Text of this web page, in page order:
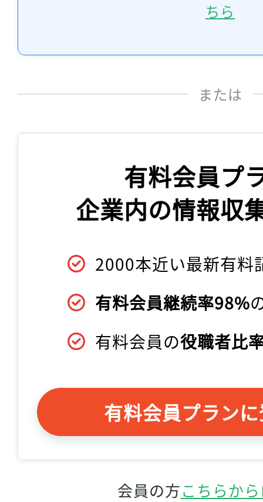
ちら
または
有料会員プ
企業内の情報収
2000本近い最新有料
有料会員継続率98%
有料会員の役職者比
有料会員プラン
会員の方こちらか